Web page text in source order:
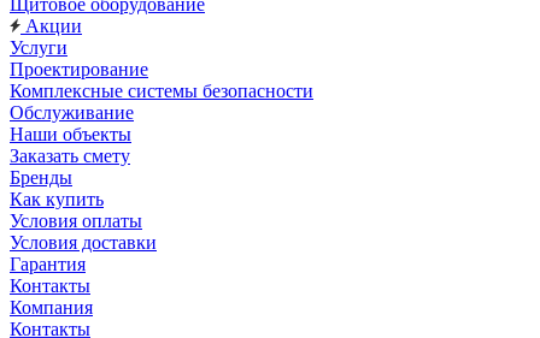
Щитовое оборудование
Акции
Услуги
Проектирование
Комплексные системы безопасности
Обслуживание
Наши объекты
Заказать смету
Бренды
Как купить
Условия оплаты
Условия доставки
Гарантия
Контакты
Компания
Контакты